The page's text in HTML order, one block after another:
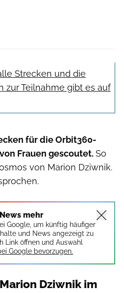
Strecken und die
zur Teilnahme gibt es auf
für die Orbit360-
Frauen gescoutet. So
von Marion Dziwnik.
mehr
Google, um künftig häufiger
und News angezeigt zu
Link öffnen und Auswahl
Google bevorzugen.
Dziwnik im